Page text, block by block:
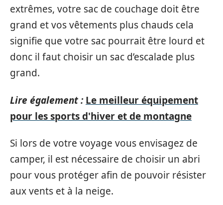
extrêmes, votre sac de couchage doit être
grand et vos vêtements plus chauds cela
signifie que votre sac pourrait être lourd et
donc il faut choisir un sac d’escalade plus
grand.
Lire également : Le meilleur équipement
pour les sports d'hiver et de montagne
Si lors de votre voyage vous envisagez de
camper, il est nécessaire de choisir un abri
pour vous protéger afin de pouvoir résister
aux vents et à la neige.